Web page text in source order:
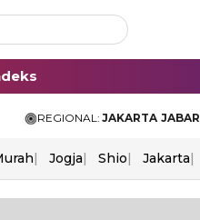
REGIONAL: JAKARTA JABAR
Jogja Shio Jakarta